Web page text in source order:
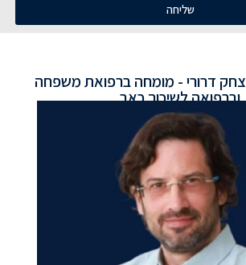
שליחה
דרורי - מומחה ברפואת משפחה
וברפואה לשיכוך כאב